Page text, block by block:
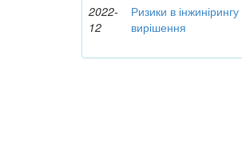
2022-
12
Ризики в
вирішення